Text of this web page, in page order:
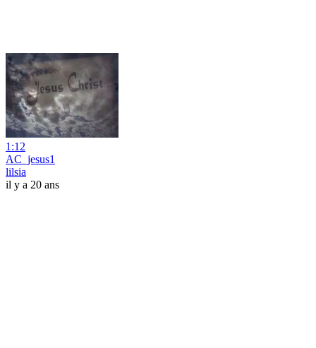
1:12
AC_jesus1
lilsia
il y a 20 ans